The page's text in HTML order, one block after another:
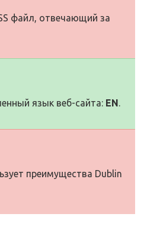
файл, отвечающий за
язык веб-сайта: EN.
преимущества Dublin